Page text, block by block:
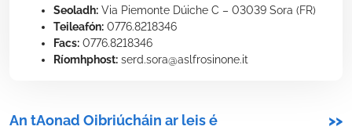
Seoladh: Via Piemonte Dúiche C – 03039 Sora (FR)
Teileafón: 0776.8218346
Facs: 0776.8218346
Ríomhphost: serd.sora@aslfrosinone.it
An tAonad Oibriúcháin ar leis é >>